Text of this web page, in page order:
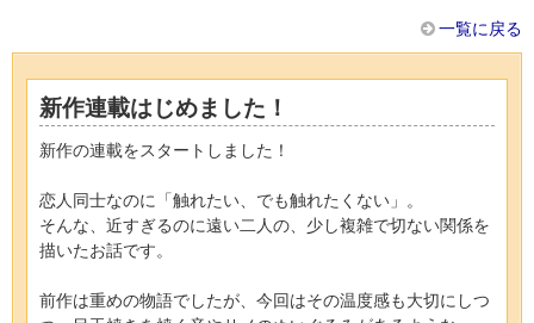
一覧に戻る
新作連載はじめました！
新作の連載をスタートしました！
恋人同士なのに「触れたい、でも触れたくない」。
そんな、近すぎるのに遠い二人の、少し複雑で切ない関係を
描いたお話です。
前作は重めの物語でしたが、今回はその温度感も大切にしつ